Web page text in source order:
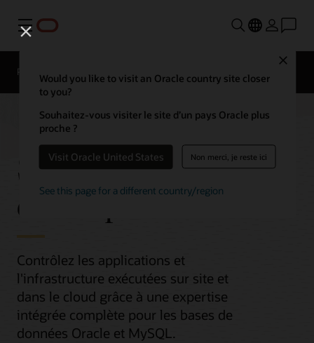
Menu
Would you like to visit an Oracle country site closer
to you?
Souhaitez-vous visiter le site d’un pays Oracle plus
proche ?
Visit Oracle United States Non merci, je reste ici
See this page for a different country/region
Présentation
Surveillance
d’entreprise
Contrôlez les applications et
l'infrastructure exécutées sur site et
dans le cloud grâce à une expertise
intégrée complète pour les bases de
données Oracle et MySQL.